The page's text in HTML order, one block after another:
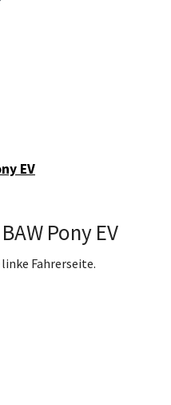
EV
Pony EV
linke Fahrerseite.